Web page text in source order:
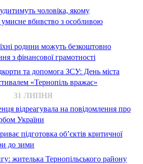
чоловіка, якому
вбивство з особливою
родини можуть безкоштовно
з фінансової грамотності
та допомога ЗСУ: День міста
«Тернопіль вражає»
31 ЛИПНЯ
відреагувала на повідомлення про
України
підготовка об’єктів критичної
до зими
жителька Тернопільського району